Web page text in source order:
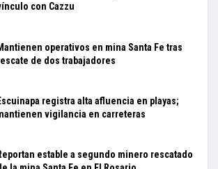
con Cazzu
operativos en mina Santa Fe tras
de dos trabajadores
registra alta afluencia en playas;
vigilancia en carreteras
estable a segundo minero rescatado